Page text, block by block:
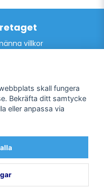
villkor
/ Logga in
Facebook
Twitter
skall fungera
Bekräfta ditt samtycke
eller anpassa via